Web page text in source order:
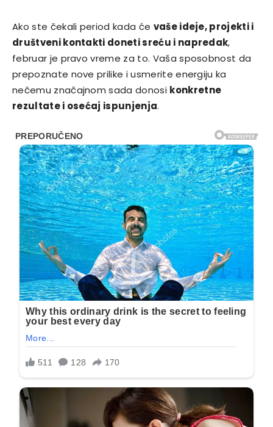
Ako ste čekali period kada će vaše ideje, projekti i
društveni kontakti doneti sreću i napredak,
februar je pravo vreme za to. Vaša sposobnost da
prepoznate nove prilike i usmerite energiju ka
nečemu značajnom sada donosi konkretne
rezultate i osećaj ispunjenja.